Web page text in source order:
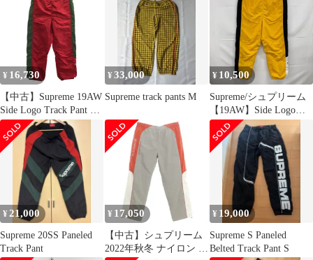
¥ 16,730
【中古】Supreme 19AW
Side Logo Track Pant サ
イズS 赤[66]
¥33,000
Supreme track pants M
¥ 10,500
Supreme/シュプリーム
【19AW】Side Logo
Track Pant/サイド ロゴ
トラック パンツ/ゴール
ド/S
¥ 21,000
Supreme 20SS Paneled
Track Pant
¥ 17,050
【中古】シュプリーム
2022年秋冬 ナイロン ト
¥ 19,000
Supreme S Paneled
Belted Track Pant S